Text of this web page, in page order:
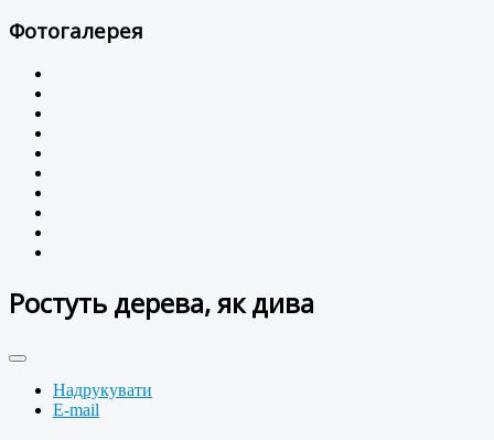
Фотогалерея
Ростуть дерева, як дива
Надрукувати
E-mail